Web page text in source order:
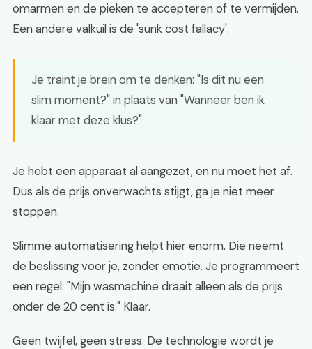
omarmen en de pieken te accepteren of te vermijden.
Een andere valkuil is de 'sunk cost fallacy'.
Je traint je brein om te denken: "Is dit nu een
slim moment?" in plaats van "Wanneer ben ik
klaar met deze klus?"
Je hebt een apparaat al aangezet, en nu moet het af.
Dus als de prijs onverwachts stijgt, ga je niet meer
stoppen.
Slimme automatisering helpt hier enorm. Die neemt
de beslissing voor je, zonder emotie. Je programmeert
een regel: "Mijn wasmachine draait alleen als de prijs
onder de 20 cent is." Klaar.
Geen twijfel, geen stress. De technologie wordt je